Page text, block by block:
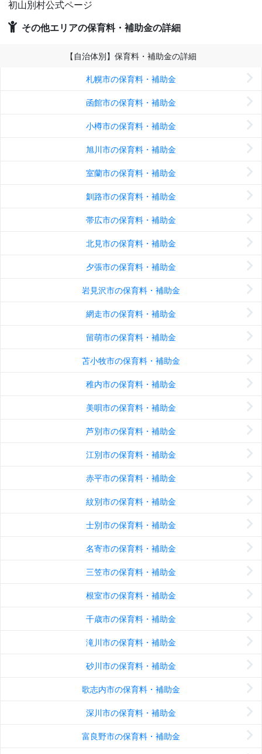
初山別村公式ページ
その他エリアの保育料・補助金の詳細
【自治体別】保育料・補助金の詳細
札幌市の保育料・補助金
函館市の保育料・補助金
小樽市の保育料・補助金
旭川市の保育料・補助金
室蘭市の保育料・補助金
釧路市の保育料・補助金
帯広市の保育料・補助金
北見市の保育料・補助金
夕張市の保育料・補助金
岩見沢市の保育料・補助金
網走市の保育料・補助金
留萌市の保育料・補助金
苫小牧市の保育料・補助金
稚内市の保育料・補助金
美唄市の保育料・補助金
芦別市の保育料・補助金
江別市の保育料・補助金
赤平市の保育料・補助金
紋別市の保育料・補助金
士別市の保育料・補助金
名寄市の保育料・補助金
三笠市の保育料・補助金
根室市の保育料・補助金
千歳市の保育料・補助金
滝川市の保育料・補助金
砂川市の保育料・補助金
歌志内市の保育料・補助金
深川市の保育料・補助金
富良野市の保育料・補助金